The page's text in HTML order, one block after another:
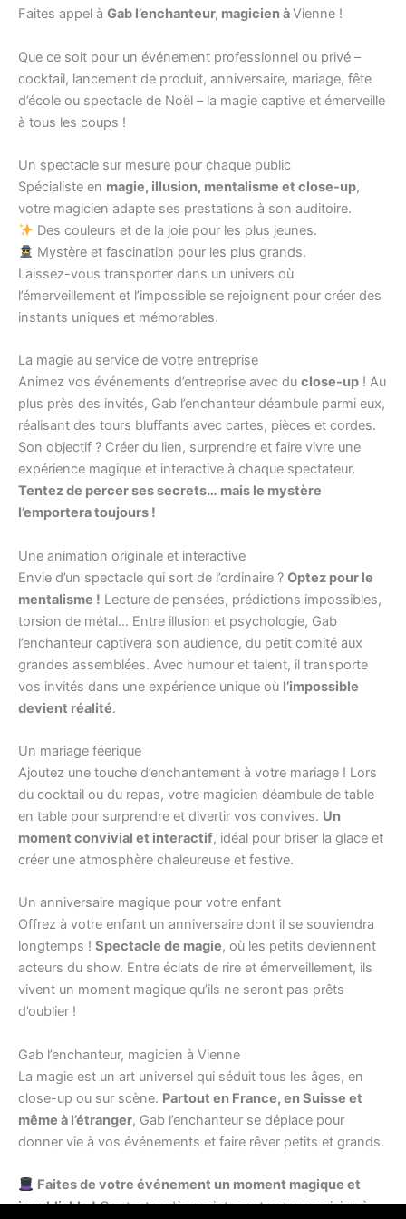
Faites appel à Gab l’enchanteur, magicien àVienne !
Que ce soit pour un événement professionnel ou privé –
cocktail, lancement de produit, anniversaire, mariage, fête
d’école ou spectacle de Noël – la magie captive et émerveille
à tous les coups !
Un spectacle sur mesure pour chaque public
Spécialiste en magie, illusion, mentalisme et close-up,
votre magicien adapte ses prestations à son auditoire.
Des couleurs et de la joie pour les plus jeunes.
Mystère et fascination pour les plus grands.
Laissez-vous transporter dans un univers où
l’émerveillement et l’impossible se rejoignent pour créer des
instants uniques et mémorables.
La magie au service de votre entreprise
Animez vos événements d’entreprise avec du close-up ! Au
plus près des invités, Gab l’enchanteur déambule parmi eux,
réalisant des tours bluffants avec cartes, pièces et cordes.
Son objectif ? Créer du lien, surprendre et faire vivre une
expérience magique et interactive à chaque spectateur.
Tentez de percer ses secrets… mais le mystère
l’emportera toujours !
Une animation originale et interactive
Envie d’un spectacle qui sort de l’ordinaire ? Optez pour le
mentalisme ! Lecture de pensées, prédictions impossibles,
torsion de métal… Entre illusion et psychologie, Gab
l’enchanteur captivera son audience, du petit comité aux
grandes assemblées. Avec humour et talent, il transporte
vos invités dans une expérience unique où l’impossible
devient réalité.
Un mariage féerique
Ajoutez une touche d’enchantement à votre mariage ! Lors
du cocktail ou du repas, votre magicien déambule de table
en table pour surprendre et divertir vos convives. Un
moment convivial et interactif, idéal pour briser la glace et
créer une atmosphère chaleureuse et festive.
Un anniversaire magique pour votre enfant
Offrez à votre enfant un anniversaire dont il se souviendra
longtemps ! Spectacle de magie, où les petits deviennent
acteurs du show. Entre éclats de rire et émerveillement, ils
vivent un moment magique qu’ils ne seront pas prêts
d’oublier !
Gab l’enchanteur, magicien à Vienne
La magie est un art universel qui séduit tous les âges, en
close-up ou sur scène. Partout en France, en Suisse et
même à l’étranger, Gab l’enchanteur se déplace pour
donner vie à vos événements et faire rêver petits et grands.
Faites de votre événement un moment magique et
inoubliable !Contactez dès maintenant votre magicien à